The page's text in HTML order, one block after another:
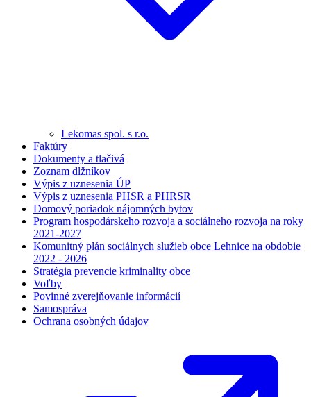
Lekomas spol. s r.o.
Faktúry
Dokumenty a tlačivá
Zoznam dlžníkov
Výpis z uznesenia ÚP
Výpis z uznesenia PHSR a PHRSR
Domový poriadok nájomných bytov
Program hospodárskeho rozvoja a sociálneho rozvoja na roky
2021-2027
Komunitný plán sociálnych služieb obce Lehnice na obdobie
2022 - 2026
Stratégia prevencie kriminality obce
Voľby
Povinné zverejňovanie informácií
Samospráva
Ochrana osobných údajov